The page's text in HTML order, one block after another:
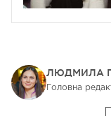
ЛЮДМИЛА
Головна